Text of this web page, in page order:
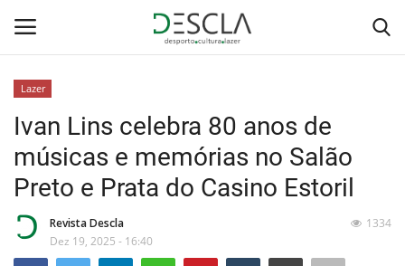
Home
Desporto
Lazer
Ivan Lins celebra 80 anos de
músicas e memórias no Salão
Preto e Prata do Casino Estoril
Revista Descla
Dez 19, 2025 - 16:40
1334